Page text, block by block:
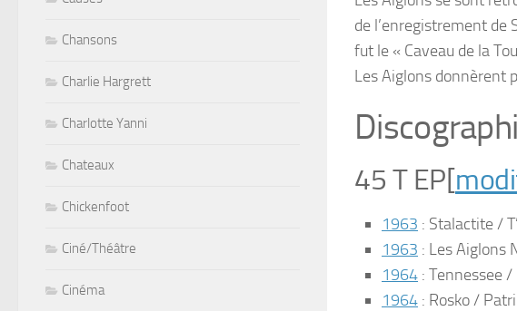
de l’enregistrement de
fut le « Caveau de la
Les Aiglons donnèrent
45 T EP[
1963 : Stalactite /
1963 : Les Aiglons
1964 : Tennessee
1964 : Rosko /
Chansons
Charlie Hargrett
Charlotte Yanni
Chateaux
Chickenfoot
Ciné/Théâtre
Cinéma